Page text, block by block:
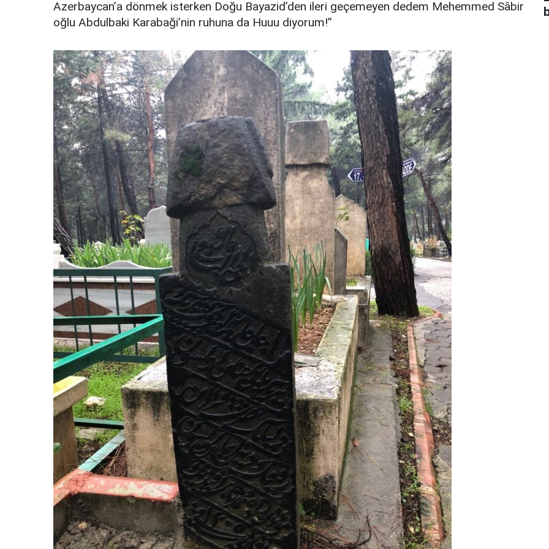
Azerbaycan’a dönmek isterken Doğu Bayazid’den ileri geçemeyen dedem Mehemmed Sâbir
oğlu Abdulbaki Karabaği’nin ruhuna da Huuu diyorum!”